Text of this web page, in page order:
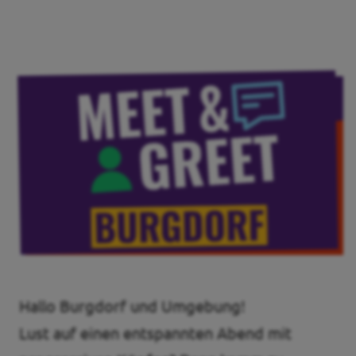
Mache bei uns mit!
Deine Spende für Volt!
Pressemitteilungen
Ergebnis BTW 2025
Events
Hallo Burgdorf und Umgebung!
Lust auf einen entspannten Abend mit